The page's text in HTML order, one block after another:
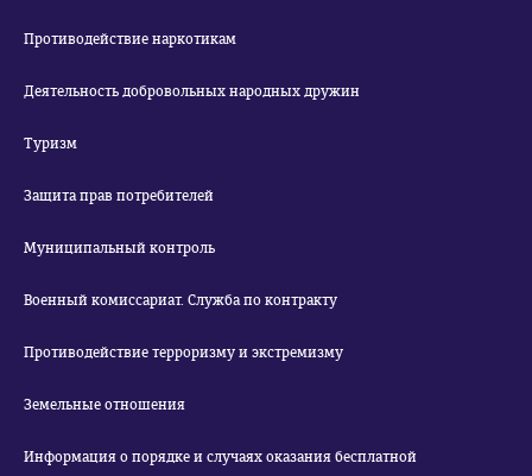
Противодействие наркотикам
Деятельность добровольных народных дружин
Туризм
Защита прав потребителей
Муниципальный контроль
Военный комиссариат. Служба по контракту
Противодействие терроризму и экстремизму
Земельные отношения
Информация о порядке и случаях оказания бесплатной